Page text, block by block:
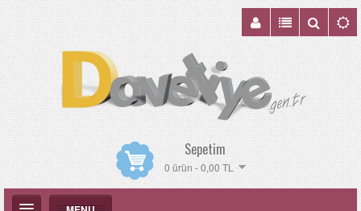
Sepetim
0 ürün - 0,00 TL